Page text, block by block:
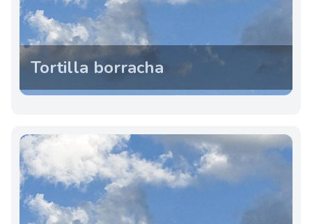
Tortilla borracha